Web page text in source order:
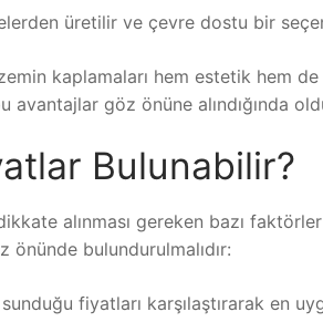
üretilir ve çevre dostu bir
kaplamaları hem estetik hem
avantajlar göz önüne alındığında
Bulunabilir?
alınması gereken bazı
bulundurulmalıdır:
fiyatları karşılaştırarak en